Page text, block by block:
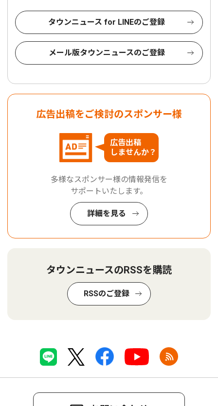
タウンニュース for LINEのご登録
メール版タウンニュースのご登録
広告出稿をご検討のスポンサー様
広告出稿
しませんか？
多様なスポンサー様の情報発信を
サポートいたします。
詳細を見る
タウンニュースのRSSを購読
RSSのご登録